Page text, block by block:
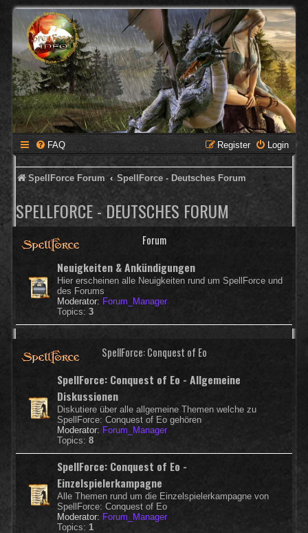
FAQ Login
Register
SpellForce Forum SpellForce - Deutsches Forum
SPELLFORCE - DEUTSCHES FORUM
Forum
Neuigkeiten & Ankündigungen
Hier erscheinen alle Neuigkeiten rund um SpellForce und
des Forums
Moderator: Forum_Manager
Topics: 3
SpellForce: Conquest of Eo
SpellForce: Conquest of Eo - Allgemeine
Diskussionen
Diskutiere über alle allgemeine Themen welche zu
SpellForce: Conquest of Eo gehören
Moderator: Forum_Manager
Topics: 8
SpellForce: Conquest of Eo -
Einzelspielerkampagne
Alle Themen rund um die Einzelspielerkampagne von
SpellForce: Conquest of Eo
Moderator: Forum_Manager
Topics: 1